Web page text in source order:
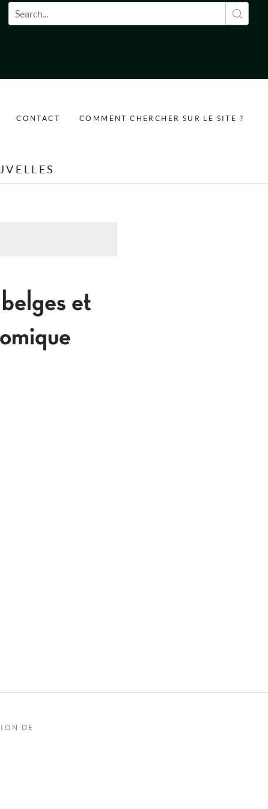
Formulaire de recherche
CONTACT COMMENT CHERCHER SUR LE SITE ?
et
DE